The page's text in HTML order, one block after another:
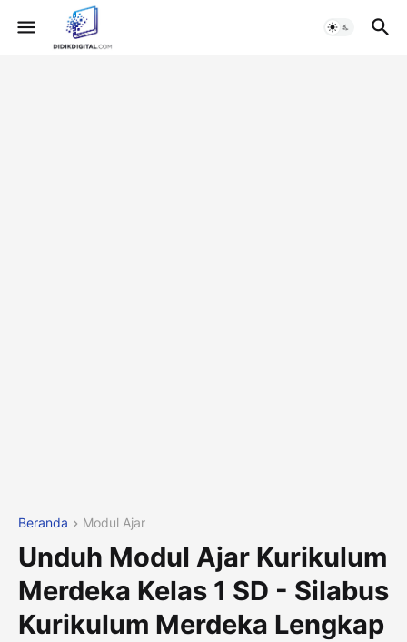
Beranda Modul Ajar
Unduh Modul Ajar Kurikulum
Merdeka Kelas 1 SD - Silabus
Kurikulum Merdeka Lengkap